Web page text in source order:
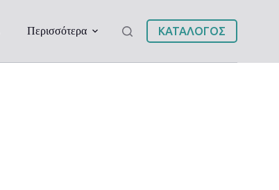
Περισσότερα ΚΑΤΑΛΟΓΟΣ